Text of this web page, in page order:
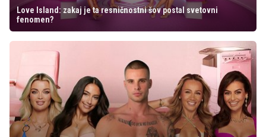
Love Island: zakaj je ta resničnostni šov postal svetovni
fenomen?